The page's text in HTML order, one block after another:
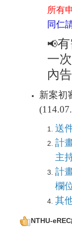
所有
同仁
📢
一
內
新案初
送
計
主
計
欄
其
NTHU-